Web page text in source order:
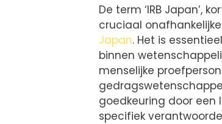
De term ‘IRB Japan’,
cruciaal
Japan. Het is
binnen
menselijke
goedkeuring door een
specifiek